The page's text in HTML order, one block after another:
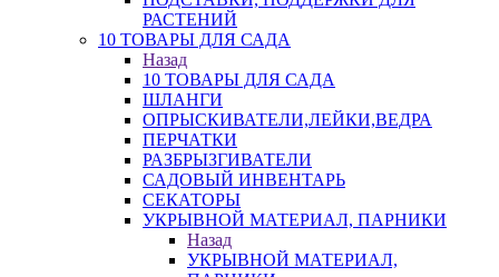
РАСТЕНИЙ
10 ТОВАРЫ ДЛЯ САДА
Назад
10 ТОВАРЫ ДЛЯ САДА
ШЛАНГИ
ОПРЫСКИВАТЕЛИ,ЛЕЙКИ,ВЕДРА
ПЕРЧАТКИ
РАЗБРЫЗГИВАТЕЛИ
САДОВЫЙ ИНВЕНТАРЬ
СЕКАТОРЫ
УКРЫВНОЙ МАТЕРИАЛ, ПАРНИКИ
Назад
УКРЫВНОЙ МАТЕРИАЛ,